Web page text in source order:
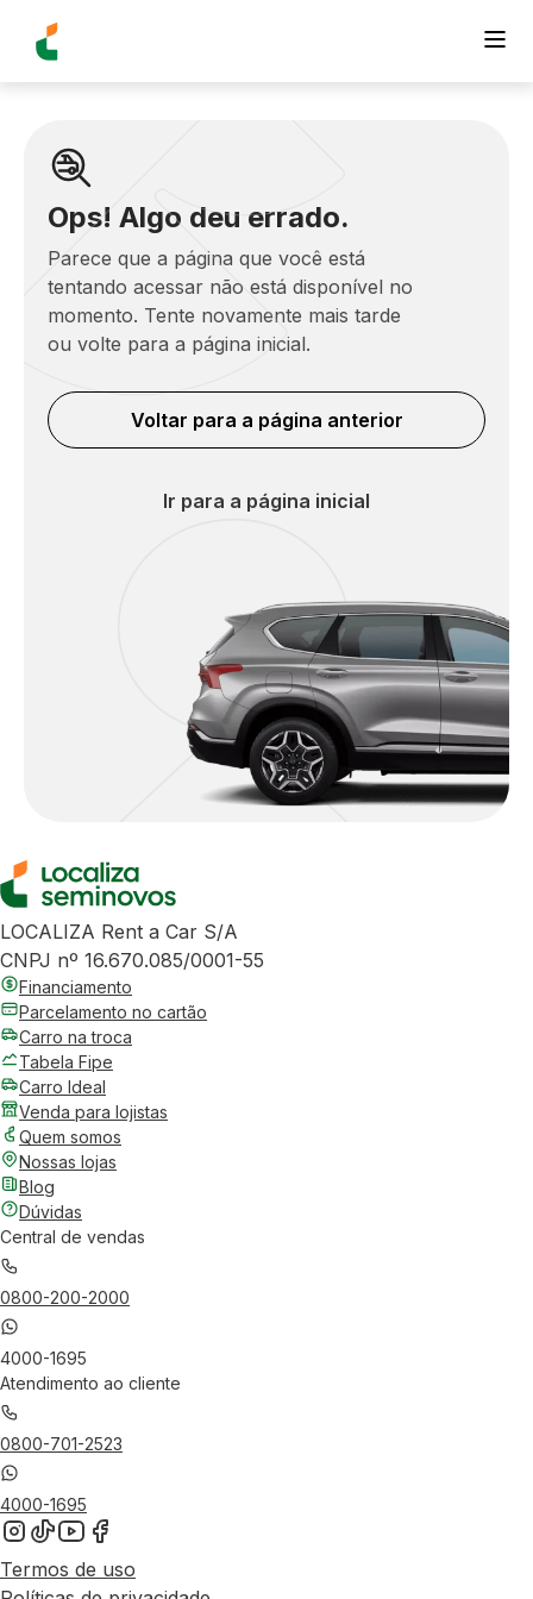
Ops! Algo deu errado.
Parece que a página que você está
tentando acessar não está disponível no
momento. Tente novamente mais tarde
ou volte para a página inicial.
Voltar para a página anterior
Ir para a página inicial
LOCALIZA Rent a Car S/A
CNPJ nº 16.670.085/0001-55
Financiamento
Parcelamento no cartão
Carro na troca
Tabela Fipe
Carro Ideal
Venda para lojistas
Quem somos
Nossas lojas
Blog
Dúvidas
Central de vendas
0800-200-2000
4000-1695
Atendimento ao cliente
0800-701-2523
4000-1695
Termos de uso